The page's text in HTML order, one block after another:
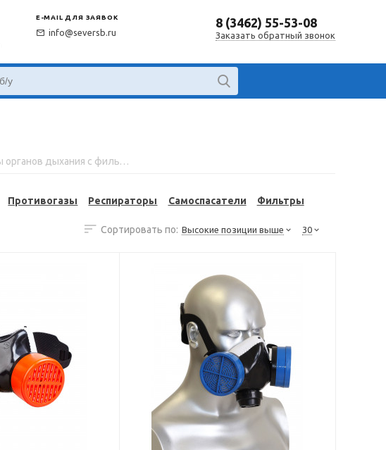
E-MAIL ДЛЯ ЗАЯВОК
info@seversb.ru
8 (3462) 55-53-08
Заказать обратный звонок
Средства защиты органов дыхания с фильтром
Противогазы Респираторы Самоспасатели Фильтры
Сортировать по: Высокие позиции выше 30